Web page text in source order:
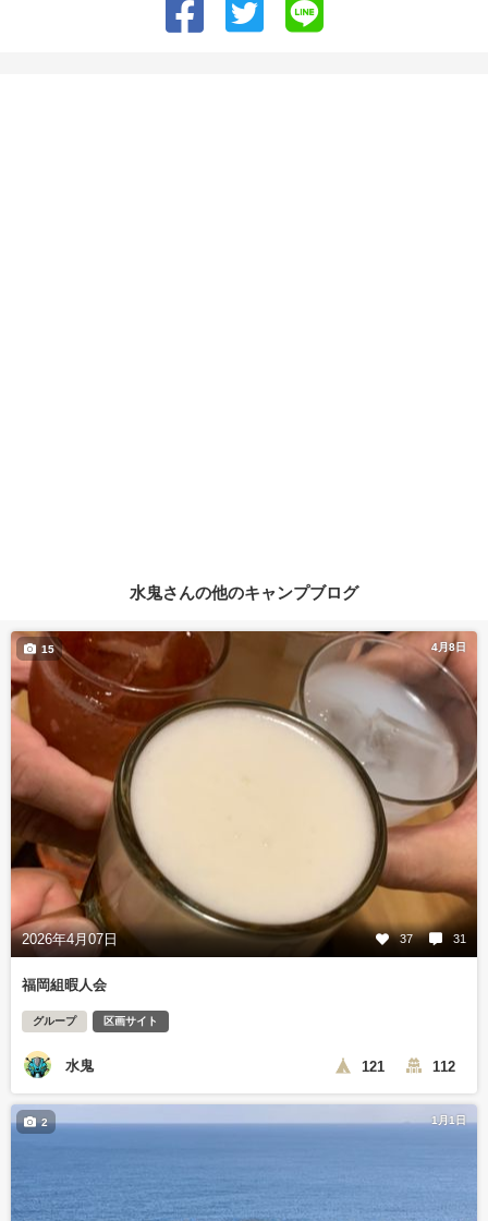
水鬼さんの他のキャンプブログ
4月8日
2026年4月07日 37 31
15
福岡組暇人会
グループ 区画サイト
水鬼 121 112
1月1日
2